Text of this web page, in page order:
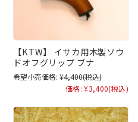
【KTW】 イサカ用木製ソウ
ドオフグリップ ブナ
希望小売価格: ¥4,400(税込)
価格: ¥3,400(税込)